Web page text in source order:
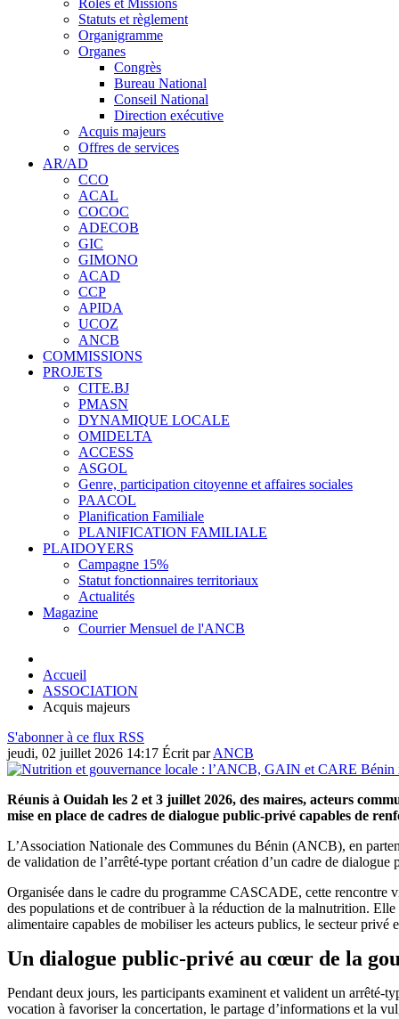
Statuts et règlement
Organigramme
Organes
Congrès
Bureau National
Conseil National
Direction exécutive
Acquis majeurs
Offres de services
AR/AD
CCO
ACAL
COCOC
ADECOB
GIC
GIMONO
ACAD
CCP
APIDA
UCOZ
ANCB
COMMISSIONS
PROJETS
CITE.BJ
PMASN
DYNAMIQUE LOCALE
OMIDELTA
ACCESS
ASGOL
Genre, participation citoyenne et affaires sociales
PAACOL
Planification Familiale
PLANIFICATION FAMILIALE
PLAIDOYERS
Campagne 15%
Statut fonctionnaires territoriaux
Actualités
Magazine
Courrier Mensuel de l'ANCB
Accueil
ASSOCIATION
Acquis majeurs
S'abonner à ce flux RSS
jeudi, 02 juillet 2026 14:17 Écrit parANCB
Réunis à Ouidah les 2 et 3 juillet 2026, des maires, acteurs
mise en place de cadres de dialogue public-privé capables de
L’Association Nationale des Communes du Bénin (ANCB), en
de validation de l’arrêté-type portant création d’un cadre de
Organisée dans le cadre du programme CASCADE, cette rencontre
des populations et de contribuer à la réduction de la malnutrition.
alimentaire capables de mobiliser les acteurs publics, le secteur privé
Un dialogue public-privé au cœur de la
Pendant deux jours, les participants examinent et valident un arrêté-
vocation à favoriser la concertation, le partage d’informations et la